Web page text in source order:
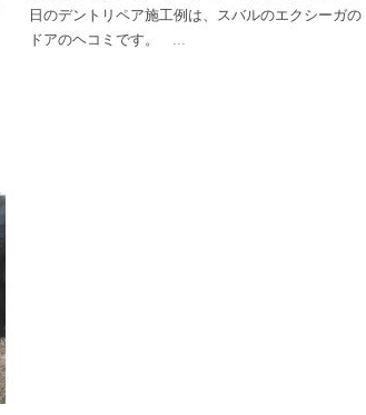
日のデントリペア施工例は、スバルのエクシーガの
ドアのヘコミです。 ...